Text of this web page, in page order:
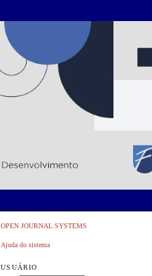
OPEN JOURNAL SYSTEMS
Ajuda do sistema
USUÁRIO